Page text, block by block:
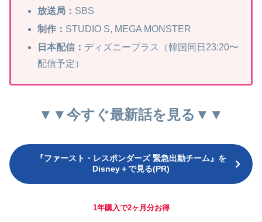
放送局： SBS
制作： STUDIO S, MEGA MONSTER
日本配信： ディズニープラス（韓国同日23:20〜
配信予定）
▼▼今すぐ最新話を見る▼▼
『ファースト・レスポンダーズ 緊急出動チーム』を
Disney＋で見る(PR)
1年購入で2ヶ月分お得